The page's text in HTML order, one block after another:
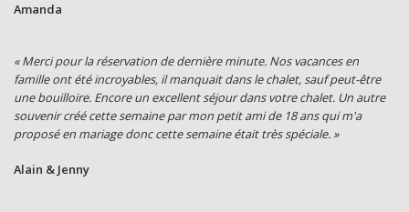
Amanda
« Merci pour la réservation de dernière minute. Nos vacances en
famille ont été incroyables, il manquait dans le chalet, sauf peut-être
une bouilloire. Encore un excellent séjour dans votre chalet. Un autre
souvenir créé cette semaine par mon petit ami de 18 ans qui m'a
proposé en mariage donc cette semaine était très spéciale. »
Alain & Jenny